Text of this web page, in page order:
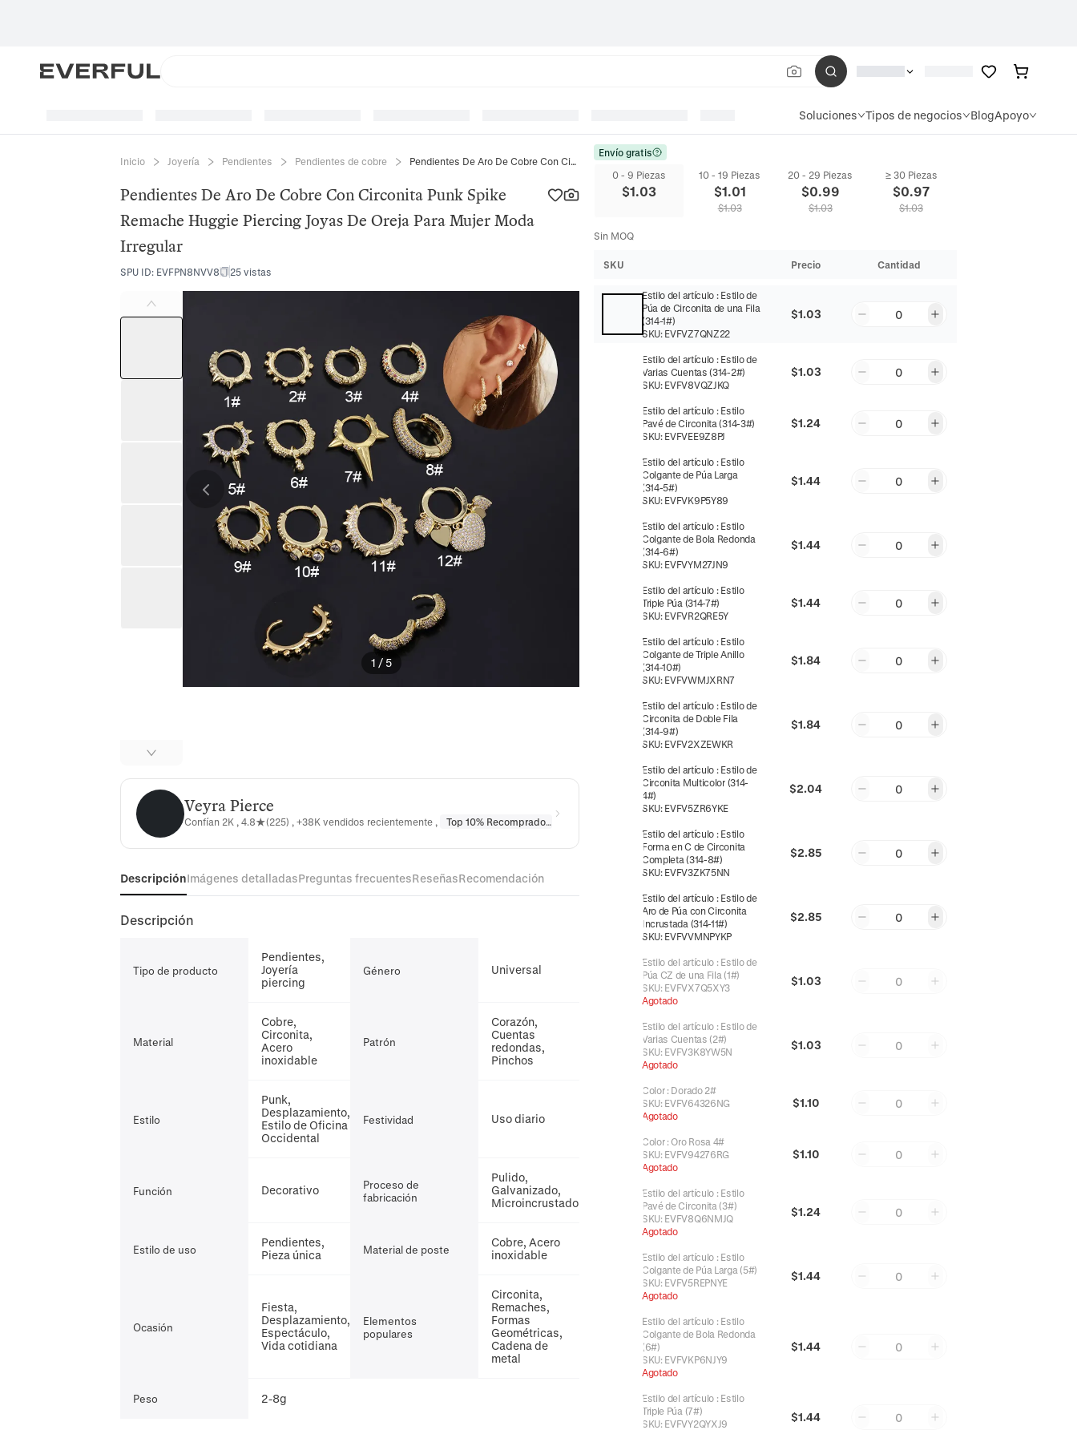
Soluciones Tipos de negocios BlogApoyo
Inicio Joyería Pendientes Pendientes de cobre Pendientes De Aro De Cobre Con Circonita Punk Spike Remache Huggie Piercing Joyas De Oreja Para Mujer Moda Irregular
Pendientes De Aro De Cobre Con Circonita Punk Spike
Remache Huggie Piercing Joyas De Oreja Para Mujer Moda
Irregular
SPU ID: EVFPN8NVV8 25 vistas
1 /5
Veyra PierceVeyra Pierce
Confían 2K , 4.8★(225) , +38K vendidos recientemente , Top 10% Recomprado
DescripciónImágenes detalladasPreguntas frecuentesReseñasRecomendación
Descripción
Tipo de producto
Pendientes,
Joyería
piercing
Género Universal
Material
Cobre,
Circonita,
Acero
inoxidable
Patrón
Corazón,
Cuentas
redondas,
Pinchos
Estilo
Punk,
Desplazamiento,
Estilo de Oficina
Occidental
Festividad Uso diario
Función Decorativo
Proceso de
fabricación
Pulido,
Galvanizado,
Microincrustado
Estilo de uso
Pendientes,
Pieza única
Material de poste
Cobre, Acero
inoxidable
Ocasión
Fiesta,
Desplazamiento,
Espectáculo,
Vida cotidiana
Elementos
populares
Circonita,
Remaches,
Formas
Geométricas,
Cadena de
metal
Peso 2-8g
Envío gratis
0 - 9 Piezas
$1.03
10 - 19 Piezas
$1.01
$1.03
20 - 29 Piezas
$0.99
$1.03
≥ 30 Piezas
$0.97
$1.03
Sin MOQ
SKU Precio Cantidad
Estilo del artículo : Estilo de
Púa de Circonita de una Fila
(314-1#)
SKU: EVFVZ7QNZ22
$1.03 0
Estilo del artículo : Estilo de
Varias Cuentas (314-2#)
SKU: EVFV8VQZJKQ
$1.03 0
Estilo del artículo : Estilo
Pavé de Circonita (314-3#)
SKU: EVFVEE9Z8PJ
$1.24 0
Estilo del artículo : Estilo
Colgante de Púa Larga
(314-5#)
SKU: EVFVK9P5Y89
$1.44 0
Estilo del artículo : Estilo
Colgante de Bola Redonda
(314-6#)
SKU: EVFVYM27JN9
$1.44 0
Estilo del artículo : Estilo
Triple Púa (314-7#)
SKU: EVFVR2QRE5Y
$1.44 0
Estilo del artículo : Estilo
Colgante de Triple Anillo
(314-10#)
SKU: EVFVWMJXRN7
$1.84 0
Estilo del artículo : Estilo de
Circonita de Doble Fila
(314-9#)
SKU: EVFV2XZEWKR
$1.84 0
Estilo del artículo : Estilo de
Circonita Multicolor (314-
4#)
SKU: EVFV5ZR6YKE
$2.04 0
Estilo del artículo : Estilo
Forma en C de Circonita
Completa (314-8#)
SKU: EVFV3ZK75NN
$2.85 0
Estilo del artículo : Estilo de
Aro de Púa con Circonita
Incrustada (314-11#)
SKU: EVFVVMNPYKP
$2.85 0
Estilo del artículo : Estilo de
Púa CZ de una Fila (1#)
SKU: EVFVX7Q5XY3
Agotado
$1.03 0
Estilo del artículo : Estilo de
Varias Cuentas (2#)
SKU: EVFV3K8YW5N
Agotado
$1.03 0
Color: Dorado 2#
SKU: EVFV64326NG
Agotado
$1.10 0
Color: Oro Rosa 4#
SKU: EVFV94276RG
Agotado
$1.10 0
Estilo del artículo : Estilo
Pavé de Circonita (3#)
SKU: EVFV8Q6NMJQ
Agotado
$1.24 0
Estilo del artículo : Estilo
Colgante de Púa Larga (5#)
SKU: EVFV5REPNYE
Agotado
$1.44 0
Estilo del artículo : Estilo
Colgante de Bola Redonda
(6#)
SKU: EVFVKP6NJY9
Agotado
$1.44 0
Estilo del artículo : Estilo
Triple Púa (7#)
SKU: EVFVY2QYXJ9
$1.44 0